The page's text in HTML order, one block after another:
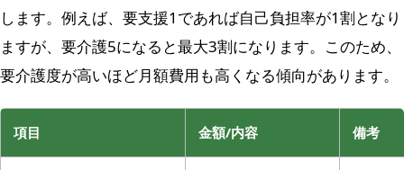
します。例えば、要支援1であれば自己負担率が1割となり
ますが、要介護5になると最大3割になります。このため、
要介護度が高いほど月額費用も高くなる傾向があります。
項目 金額/内容 備考